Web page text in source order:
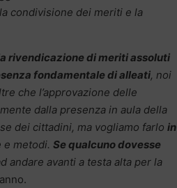
condivisione dei meriti e la
rivendicazione di meriti assoluti
fondamentale di alleati, noi
che l’approvazione delle
dalla presenza in aula della
dei cittadini, ma vogliamo farlo in
e metodi. Se qualcuno dovesse
andare avanti a testa alta per la